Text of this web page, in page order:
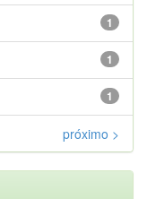
1
1
1
próximo >